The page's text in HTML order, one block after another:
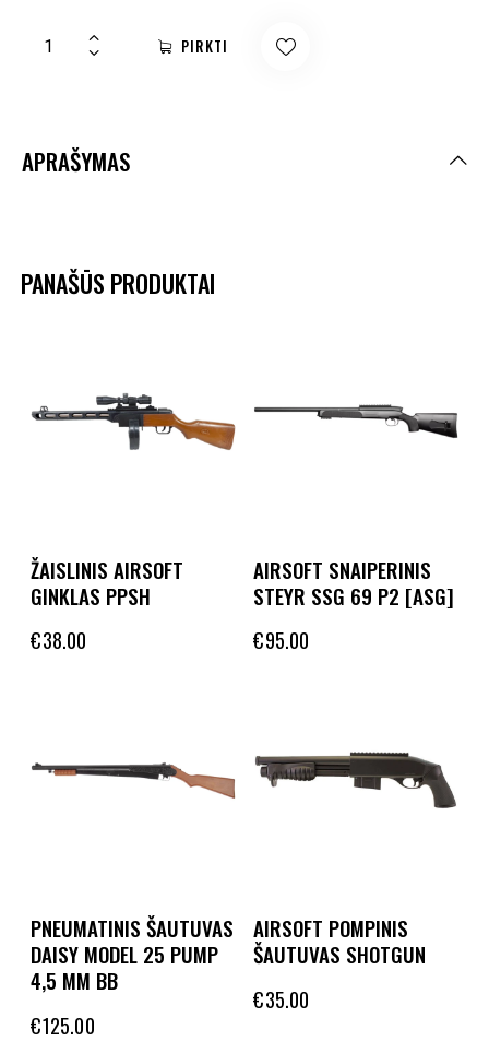
PIRKTI
APRAŠYMAS
PANAŠŪS PRODUKTAI
ŽAISLINIS AIRSOFT
GINKLAS PPSH
€38.00
AIRSOFT SNAIPERINIS
STEYR SSG 69 P2 [ASG]
€95.00
PNEUMATINIS ŠAUTUVAS
DAISY MODEL 25 PUMP
4,5 MM BB
€125.00
AIRSOFT POMPINIS
ŠAUTUVAS SHOTGUN
€35.00